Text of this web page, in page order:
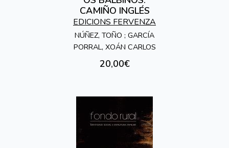
CAMIÑO INGLÉS
EDICIONS FERVENZA
NÚÑEZ, TOÑO ; GARCÍA
PORRAL, XOÁN CARLOS
20,00€